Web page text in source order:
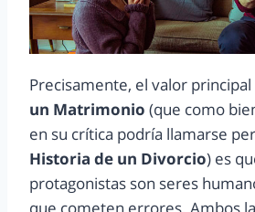
Precisamente, el valor principal
un Matrimonio (que como
en su crítica podría llamarse
Historia de un Divorcio) es
protagonistas son seres
que cometen errores. Ambos